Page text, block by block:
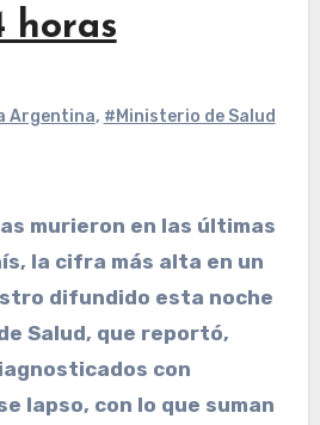
horas
Argentina, #Ministerio de Salud
la cifra más alta en un
difundido esta noche
Salud, que reportó,
con
lapso, con lo que suman